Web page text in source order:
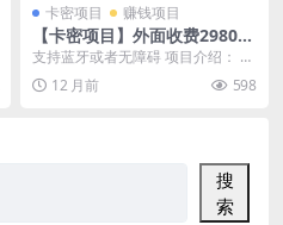
卡密项目 赚钱项目
【卡密项目】外面收费2980视
频号直播间全自动抢福袋软
10–30+实物【智能脚本+使用
支持蓝牙或者无障碍 项目介绍： 全
网独家发布视频号全自动抢福袋，
批量日产3000...
12 月前 598
搜
索